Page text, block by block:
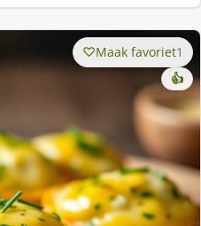
Maak favoriet1
👍